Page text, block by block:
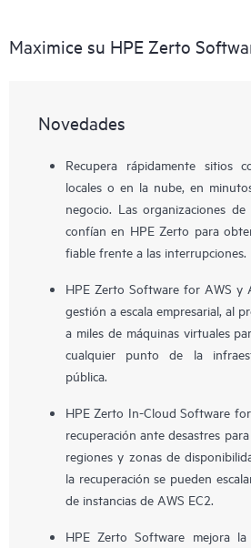
Maximice su HPE Zerto
Novedades
Recupera rápidamente sitios
locales o en la nube, en
negocio. Las organizaciones
confían en HPE Zerto para
fiable frente a las interrupciones.
HPE Zerto Software for AWS y
gestión a escala empresarial, al
a miles de máquinas virtuales
cualquier punto de la
pública.
HPE Zerto In-Cloud Software
recuperación ante desastres
regiones y zonas de
la recuperación se pueden
de instancias de AWS EC2.
HPE Zerto Software mejora la